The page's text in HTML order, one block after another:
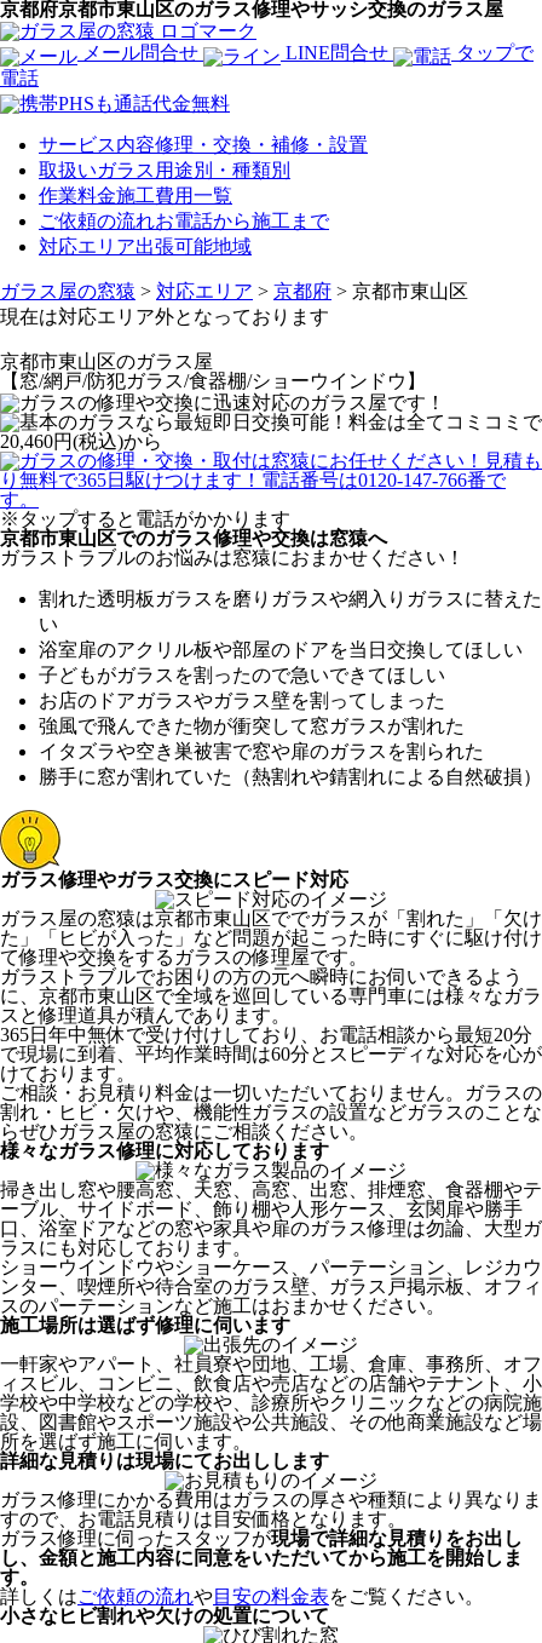
京都府京都市東山区のガラス修理やサッシ交換のガラス屋
メール問合せ LINE問合せ
タップで
電話
サービス内容修理・交換・補修・設置
取扱いガラス 用途別・種類別
作業料金施工費用一覧
ご依頼の流れお電話から施工まで
対応エリア出張可能地域
ガラス屋の窓猿 > 対応エリア > 京都府 > 京都市東山区
現在は対応エリア外となっております
京都市東山区のガラス屋
【窓/網戸/防犯ガラス/食器棚/ショーウインドウ】
※タップすると電話がかかります
京都市東山区でのガラス修理や交換は窓猿へ
ガラストラブルのお悩みは窓猿におまかせください！
割れた透明板ガラスを磨りガラスや網入りガラスに替えた
い
浴室扉のアクリル板や部屋のドアを当日交換してほしい
子どもがガラスを割ったので急いできてほしい
お店のドアガラスやガラス壁を割ってしまった
強風で飛んできた物が衝突して窓ガラスが割れた
イタズラや空き巣被害で窓や扉のガラスを割られた
勝手に窓が割れていた（熱割れや錆割れによる自然破損）
ガラス修理やガラス交換にスピード対応
ガラス屋の窓猿は京都市東山区ででガラスが「割れた」「欠け
た」「ヒビが入った」など問題が起こった時にすぐに駆け付け
て修理や交換をするガラスの修理屋です。
ガラストラブルでお困りの方の元へ瞬時にお伺いできるよう
に、京都市東山区で全域を巡回している専門車には様々なガラ
スと修理道具が積んであります。
365日年中無休で受け付けしており、お電話相談から最短20分
で現場に到着、平均作業時間は60分とスピーディな対応を心が
けております。
ご相談・お見積り料金は一切いただいておりません。ガラスの
割れ・ヒビ・欠けや、機能性ガラスの設置などガラスのことな
らぜひガラス屋の窓猿にご相談ください。
様々なガラス修理に対応しております
掃き出し窓や腰高窓、天窓、高窓、出窓、排煙窓、食器棚やテ
ーブル、サイドボード、飾り棚や人形ケース、玄関扉や勝手
口、浴室ドアなどの窓や家具や扉のガラス修理は勿論、大型ガ
ラスにも対応しております。
ショーウインドウやショーケース、パーテーション、レジカウ
ンター、喫煙所や待合室のガラス壁、ガラス戸掲示板、オフィ
スのパーテーションなど施工はおまかせください。
施工場所は選ばず修理に伺います
一軒家やアパート、社員寮や団地、工場、倉庫、事務所、オフ
ィスビル、コンビニ、飲食店や売店などの店舗やテナント、小
学校や中学校などの学校や、診療所やクリニックなどの病院施
設、図書館やスポーツ施設や公共施設、その他商業施設など場
所を選ばず施工に伺います。
詳細な見積りは現場にてお出しします
ガラス修理にかかる費用はガラスの厚さや種類により異なりま
すので、お電話見積りは目安価格となります。
ガラス修理に伺ったスタッフが現場で詳細な見積りをお出し
し、 金額と施工内容に同意をいただいてから施工を開始しま
す。
詳しくはご依頼の流れや目安の料金表をご覧ください。
小さなヒビ割れや欠けの処置について